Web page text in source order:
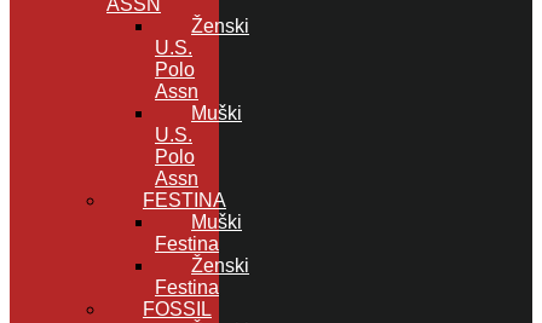
Ženski
U.S.
Polo
Assn
Muški
U.S.
Polo
Assn
FESTINA
Muški
Festina
Ženski
Festina
FOSSIL